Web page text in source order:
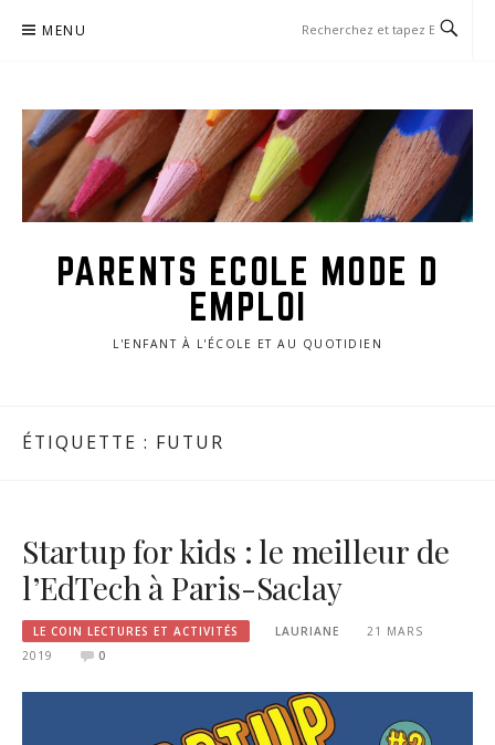
MENU
PARENTS ECOLE MODE D
EMPLOI
L'ENFANT À L'ÉCOLE ET AU QUOTIDIEN
ÉTIQUETTE : FUTUR
Startup for kids : le meilleur de
l’EdTech à Paris-Saclay
LE COIN LECTURES ET ACTIVITÉS LAURIANE
21 MARS
2019
0